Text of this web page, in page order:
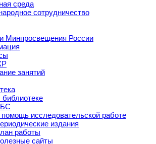
среда
сотрудничество
Минпросвещения России
занятий
исследовательской работе
издания
работы
сайты